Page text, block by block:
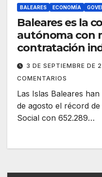
BALEARES ECONOMÍA
Baleares es la
autónoma con
contratación
3 DE SEPTIEMBRE DE
COMENTARIOS
Las Islas Baleares
de agosto el récord
Social con 652.289…